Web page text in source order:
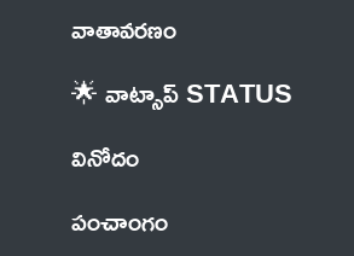
వాతావరణం
🌟 వాట్సాప్ STATUS
వినోదం
పంచాంగం